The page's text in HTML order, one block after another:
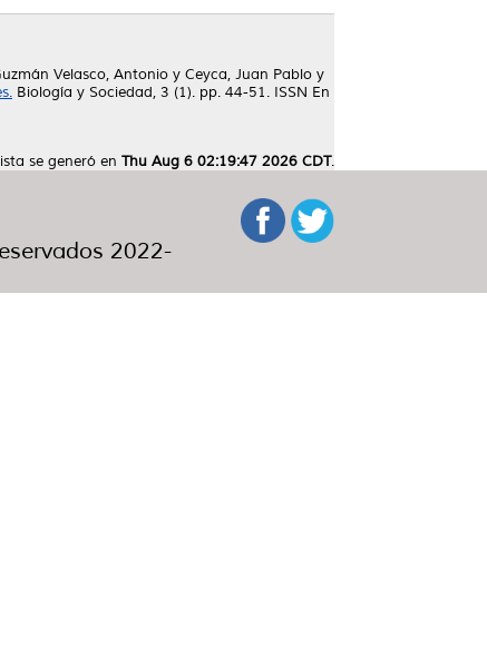
Velasco, Antonio y Ceyca, Juan Pablo y
Biología y Sociedad, 3 (1). pp. 44-51. ISSN En
se generó en Thu Aug 6 02:19:47 2026 CDT.
2022-